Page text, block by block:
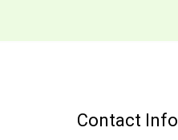
Contact Info